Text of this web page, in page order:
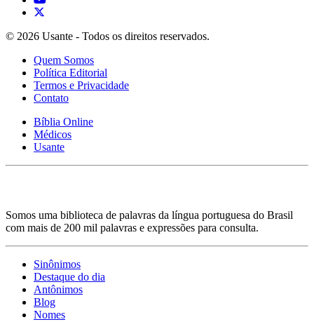
© 2026 Usante - Todos os direitos reservados.
Quem Somos
Política Editorial
Termos e Privacidade
Contato
Bíblia Online
Médicos
Usante
Somos uma biblioteca de palavras da língua portuguesa do Brasil
com mais de 200 mil palavras e expressões para consulta.
Sinônimos
Destaque do dia
Antônimos
Blog
Nomes